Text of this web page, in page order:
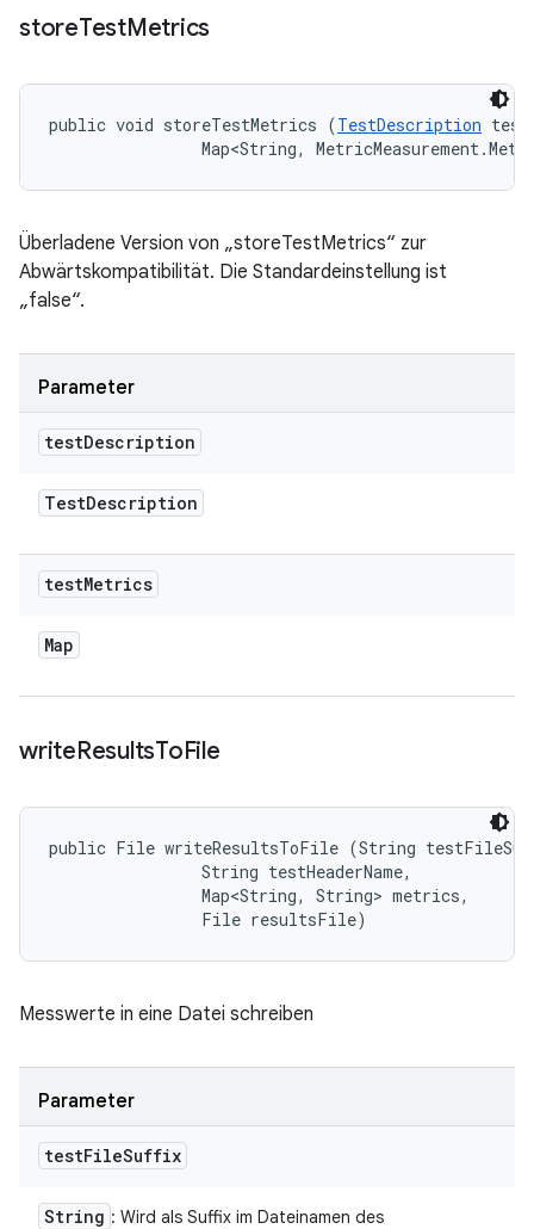
storeTestMetrics
public void storeTestMetrics (TestDescription
Map<String,
Überladene Version von „storeTestMetrics“ zur
Abwärtskompatibilität. Die Standardeinstellung ist
„false“.
Parameter
testDescription
TestDescription
testMetrics
Map
writeResultsToFile
public File writeResultsToFile (String
                String testHeaderName,
                Map<String, String> metrics,
                File resultsFile)
Messwerte in eine Datei schreiben
Parameter
testFileSuffix
String : Wird als Suffix im Dateinamen des